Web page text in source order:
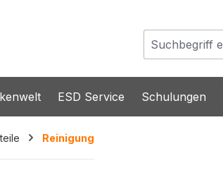
ESD Service Schulungen
Reinigung